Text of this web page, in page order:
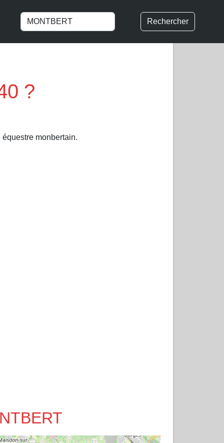
Rechercher
?
monbertain.